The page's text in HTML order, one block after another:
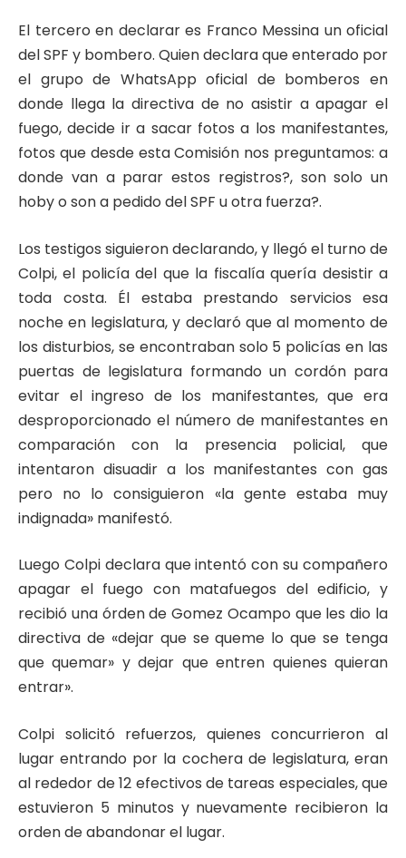
El tercero en declarar es Franco Messina un oficial
del SPF y bombero. Quien declara que enterado por
el grupo de WhatsApp oficial de bomberos en
donde llega la directiva de no asistir a apagar el
fuego, decide ir a sacar fotos a los manifestantes,
fotos que desde esta Comisión nos preguntamos: a
donde van a parar estos registros?, son solo un
hoby o son a pedido del SPF u otra fuerza?.
Los testigos siguieron declarando, y llegó el turno de
Colpi, el policía del que la fiscalía quería desistir a
toda costa. Él estaba prestando servicios esa
noche en legislatura, y declaró que al momento de
los disturbios, se encontraban solo 5 policías en las
puertas de legislatura formando un cordón para
evitar el ingreso de los manifestantes, que era
desproporcionado el número de manifestantes en
comparación con la presencia policial, que
intentaron disuadir a los manifestantes con gas
pero no lo consiguieron «la gente estaba muy
indignada» manifestó.
Luego Colpi declara que intentó con su compañero
apagar el fuego con matafuegos del edificio, y
recibió una órden de Gomez Ocampo que les dio la
directiva de «dejar que se queme lo que se tenga
que quemar» y dejar que entren quienes quieran
entrar».
Colpi solicitó refuerzos, quienes concurrieron al
lugar entrando por la cochera de legislatura, eran
al rededor de 12 efectivos de tareas especiales, que
estuvieron 5 minutos y nuevamente recibieron la
orden de abandonar el lugar.